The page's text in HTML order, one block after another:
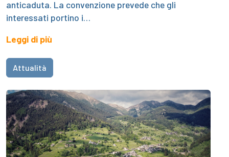
anticaduta. La convenzione prevede che gli
interessati portino i…
Leggi di più
Attualità